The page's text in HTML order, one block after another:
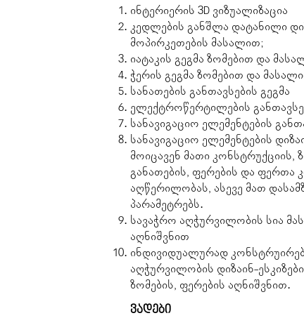
ინტერიერის 3D ვიზუალიზაცია
კედლების განშლა დატანილი
მოპირკეთების მასალით;
იატაკის გეგმა ზომებით და
ჭერის გეგმა ზომებით და
სანათების განთავსების გეგმა
ელექტროწერტილების
სანავიგაციო ელემენტების
სანავიგაციო ელემენტების
მოიცავენ მათი კონსტრუქციის,
განათების, ფერების და ფერთა
აღწერილობას, ასევე მათ
პარამეტრებს.
სავაჭრო აღჭურვილობის სია
აღნიშვნით
ინდივიდუალურად
აღჭურვილობის დიზაინ-
ზომების, ფერების აღნიშვნით.
ვადები